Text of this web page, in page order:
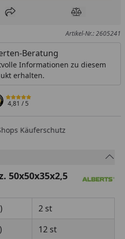
hinzufügen
Teilen Produkt
Artikel-Nr.: 2605241
Beratung
Informationen zu diesem
erhalten.
4,81/ 5
Käuferschutz
50x50x35x2,5
2 st
12 st